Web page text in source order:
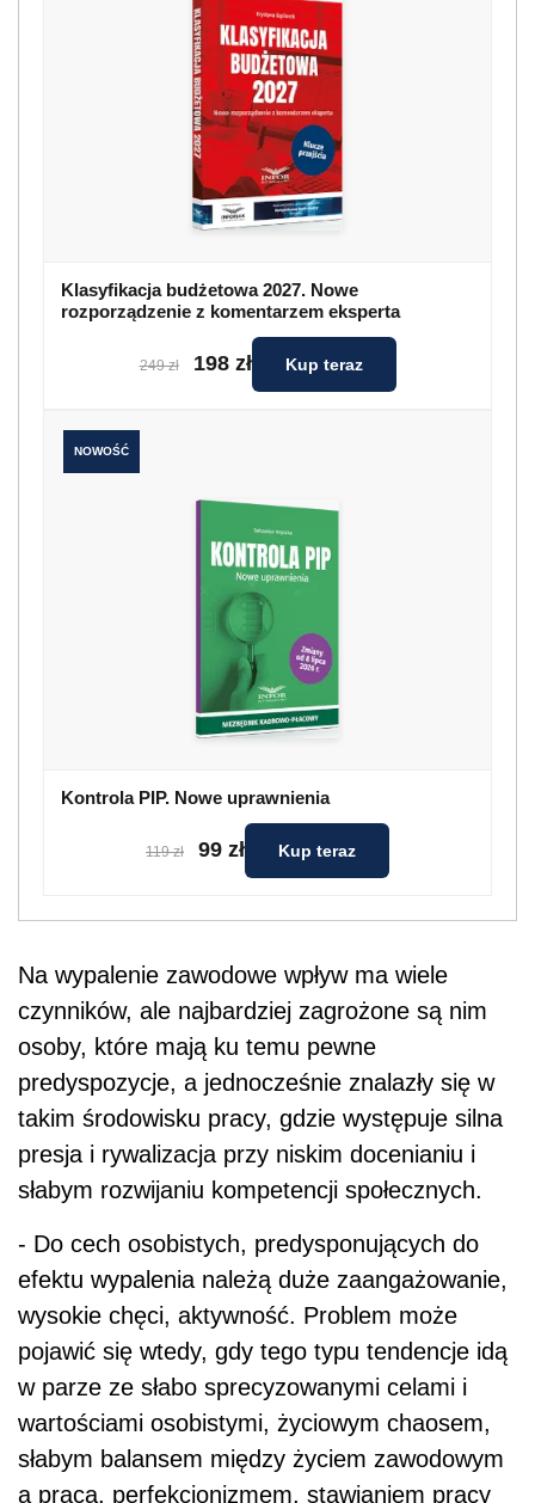
Klasyfikacja budżetowa 2027. Nowe
rozporządzenie z komentarzem eksperta
249 zł 198 zł Kup teraz
NOWOŚĆ
Kontrola PIP. Nowe uprawnienia
119 zł 99 zł Kup teraz
Na wypalenie zawodowe wpływ ma wiele
czynników, ale najbardziej zagrożone są nim
osoby, które mają ku temu pewne
predyspozycje, a jednocześnie znalazły się w
takim środowisku pracy, gdzie występuje silna
presja i rywalizacja przy niskim docenianiu i
słabym rozwijaniu kompetencji społecznych.
- Do cech osobistych, predysponujących do
efektu wypalenia należą duże zaangażowanie,
wysokie chęci, aktywność. Problem może
pojawić się wtedy, gdy tego typu tendencje idą
w parze ze słabo sprecyzowanymi celami i
wartościami osobistymi, życiowym chaosem,
słabym balansem między życiem zawodowym
a pracą, perfekcjonizmem, stawianiem pracy